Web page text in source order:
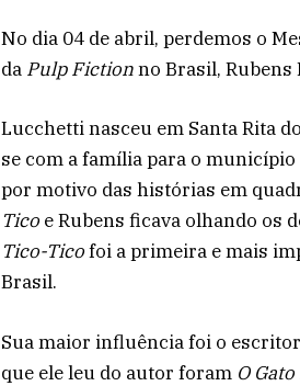
No dia 04 de abril, perdemos o
da Pulp Fictionno Brasil,
Lucchetti nasceu em Santa Rita
se com a família para o
por motivo das histórias em
Tico e Rubens ficava olhando os
Tico-Ticofoi a primeira e mais
Brasil.
Sua maior influência foi o
que ele leu do autor foram O